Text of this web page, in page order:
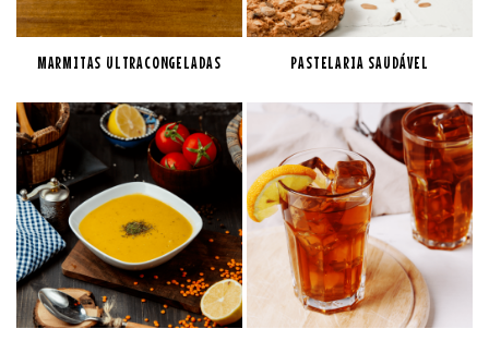
MARMITAS ULTRACONGELADAS PASTELARIA SAUDÁVEL